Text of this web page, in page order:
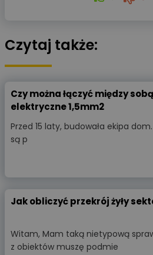
Czytaj także:
Czy można łączyć między
elektryczne 1,5mm2
Przed 15 laty, budowała ekipa
są p
Jak obliczyć przekrój żyły
Witam, Mam taką nietypową
z obiektów muszę podmie